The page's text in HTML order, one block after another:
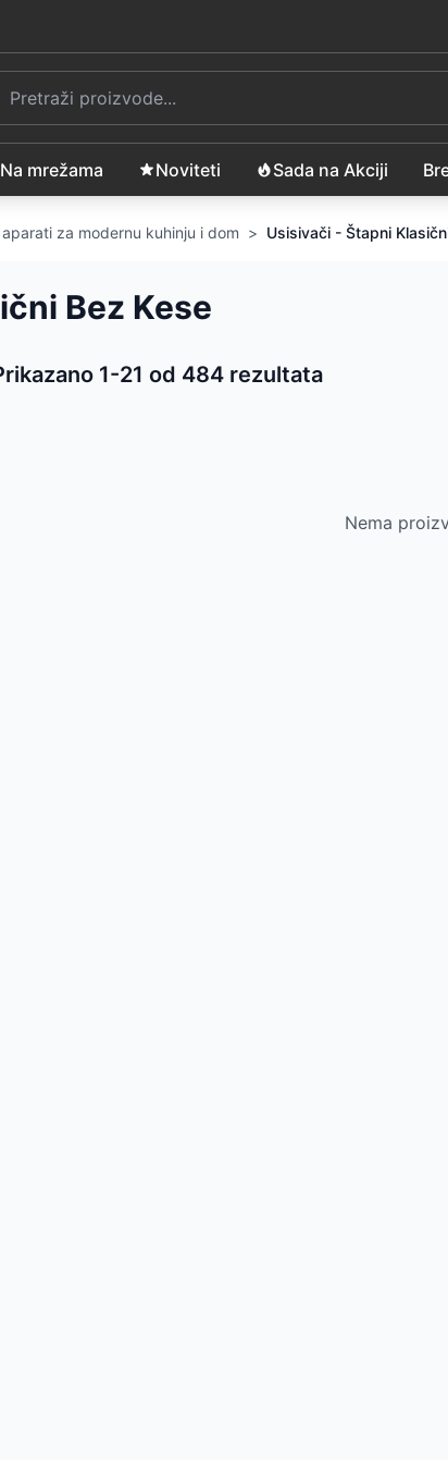
Na mrežama Noviteti Sada na Akciji
za modernu kuhinju i dom > Usisivači - Štapni
Bez Kese
1-21 od 484 rezultata
proizvoda
Nema